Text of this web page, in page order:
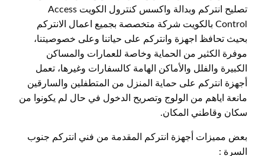
تصليح انتركم وبدالة واكسس كنترول الكويت Access
Control بالكويت شركة متخصصة بجميع اعمال الانتركم
بحيث تحافظ اجهزة وانتركم على حياتنا وعلى خصوصيتنا،
موفرة الكثير من الحماية وخاصة للعمارات والمساكن
الكبيرة والفلل والأماكن الهامة كالسفارات وغيرها، تعمل
أجهزة انتركم على حماية المنزل من المتطفلين والسارقين
مانعة اياهم من الولوج وتصريح الدخول في حال لم يكونوا من
سكان وقاطني المكان.
بعض مميزات أجهزة انتركم المقدمة من فني انتركم جنوب
السرة :